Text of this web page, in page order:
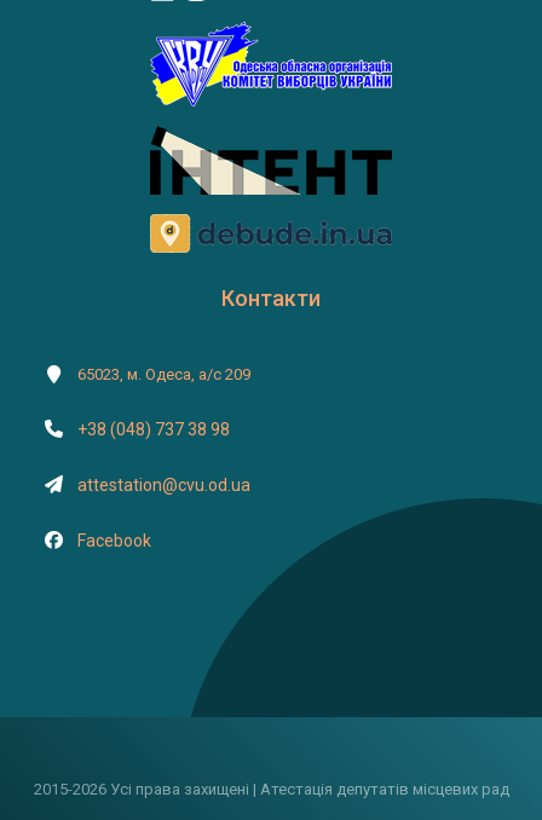
Контакти
65023, м. Одеса, а/с 209
+38 (048) 737 38 98
attestation@cvu.od.ua
Facebook
2015-2026 Усі права захищені | Атестація депутатів місцевих рад